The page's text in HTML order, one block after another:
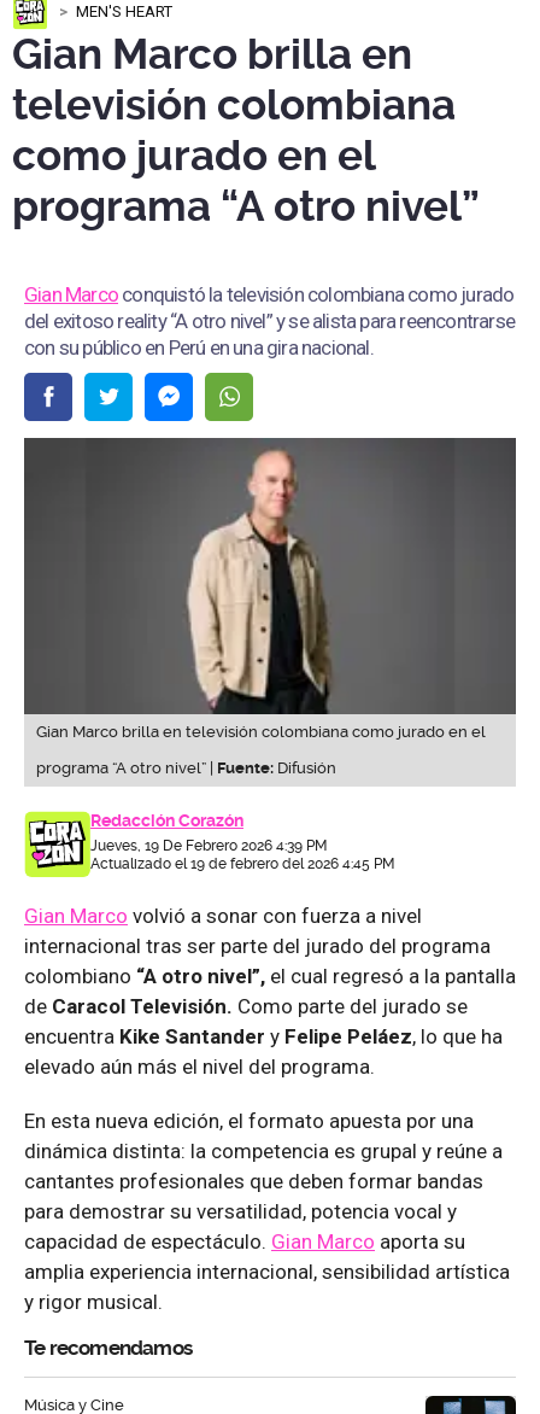
MEN'S HEART
Gian Marco brilla en
televisión colombiana
como jurado en el
programa “A otro nivel”
Gian Marco conquistó la televisión colombiana como jurado
del exitoso reality “A otro nivel” y se alista para reencontrarse
con su público en Perú en una gira nacional.
Gian Marco brilla en televisión colombiana como jurado en el
programa “A otro nivel” | Fuente: Difusión
Redacción Corazón
Jueves, 19 De Febrero 2026 4:39 PM
Actualizado el 19 de febrero del 2026 4:45 PM
Gian Marco volvió a sonar con fuerza a nivel
internacional tras ser parte del jurado del programa
colombiano “A otro nivel”, el cual regresó a la pantalla
de Caracol Televisión. Como parte del jurado se
encuentra Kike Santander y Felipe Peláez, lo que ha
elevado aún más el nivel del programa.
En esta nueva edición, el formato apuesta por una
dinámica distinta: la competencia es grupal y reúne a
cantantes profesionales que deben formar bandas
para demostrar su versatilidad, potencia vocal y
capacidad de espectáculo. Gian Marco aporta su
amplia experiencia internacional, sensibilidad artística
y rigor musical.
Te recomendamos
Música y Cine